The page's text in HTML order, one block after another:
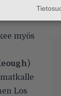
myös
)
Los